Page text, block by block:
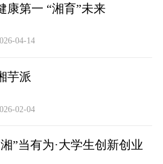
康第一 “湘育”未来
04-14
芋派
02-04
”当有为·大学生创新创业